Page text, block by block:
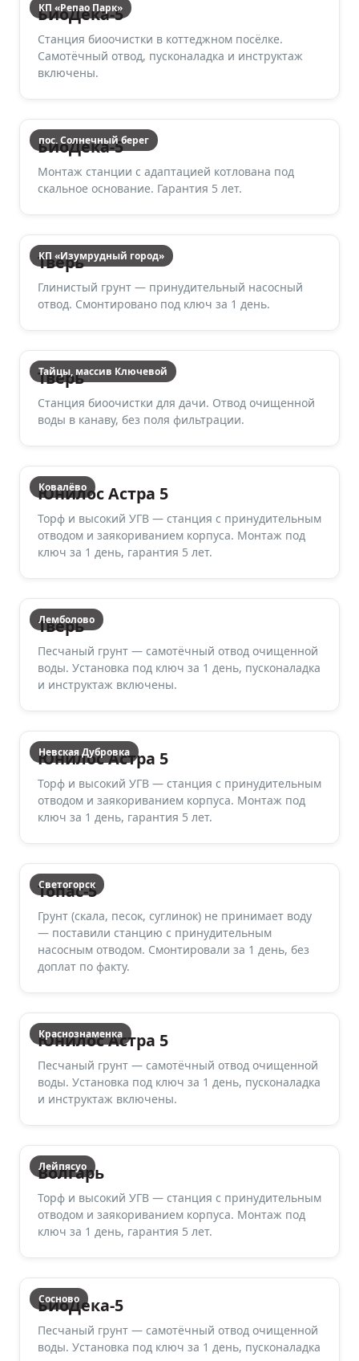
КП «Репао Парк»
БиоДека-5
Станция биоочистки в коттеджном посёлке.
Самотёчный отвод, пусконаладка и инструктаж
включены.
пос. Солнечный берег
БиоДека-5
Монтаж станции с адаптацией котлована под
скальное основание. Гарантия 5 лет.
КП «Изумрудный город»
Тверь
Глинистый грунт — принудительный насосный
отвод. Смонтировано под ключ за 1 день.
Тайцы, массив Ключевой
Тверь
Станция биоочистки для дачи. Отвод очищенной
воды в канаву, без поля фильтрации.
Ковалёво
Юнилос Астра 5
Торф и высокий УГВ — станция с принудительным
отводом и заякориванием корпуса. Монтаж под
ключ за 1 день, гарантия 5 лет.
Лемболово
Тверь
Песчаный грунт — самотёчный отвод очищенной
воды. Установка под ключ за 1 день, пусконаладка
и инструктаж включены.
Невская Дубровка
Юнилос Астра 5
Торф и высокий УГВ — станция с принудительным
отводом и заякориванием корпуса. Монтаж под
ключ за 1 день, гарантия 5 лет.
Светогорск
Топас-5
Грунт (скала, песок, суглинок) не принимает воду
— поставили станцию с принудительным
насосным отводом. Смонтировали за 1 день, без
доплат по факту.
Краснознаменка
Юнилос Астра 5
Песчаный грунт — самотёчный отвод очищенной
воды. Установка под ключ за 1 день, пусконаладка
и инструктаж включены.
Лейпясуо
Волгарь
Торф и высокий УГВ — станция с принудительным
отводом и заякориванием корпуса. Монтаж под
ключ за 1 день, гарантия 5 лет.
Сосново
БиоДека-5
Песчаный грунт — самотёчный отвод очищенной
воды. Установка под ключ за 1 день, пусконаладка